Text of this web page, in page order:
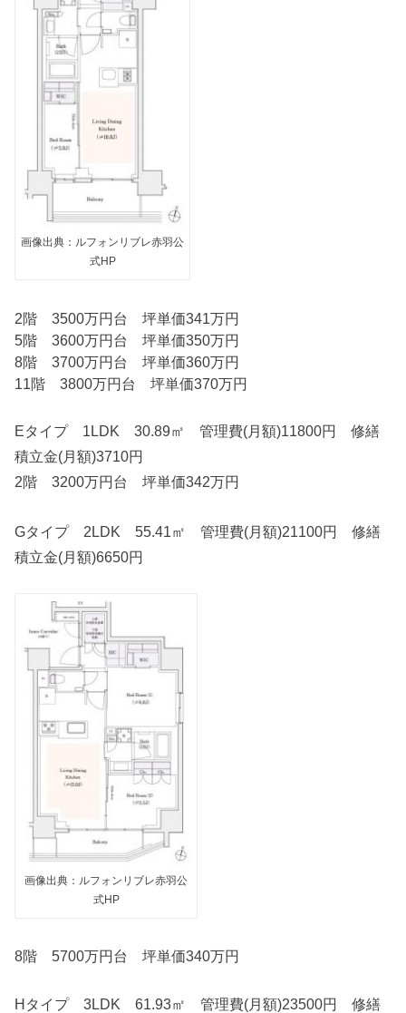
画像出典：ルフォンリブレ赤羽公
式HP
2階 3500万円台 坪単価341万円
5階 3600万円台 坪単価350万円
8階 3700万円台 坪単価360万円
11階 3800万円台 坪単価370万円
Eタイプ 1LDK 30.89㎡ 管理費(月額)11800円 修繕
積立金(月額)3710円
2階 3200万円台 坪単価342万円
Gタイプ 2LDK 55.41㎡ 管理費(月額)21100円 修繕
積立金(月額)6650円
画像出典：ルフォンリブレ赤羽公
式HP
8階 5700万円台 坪単価340万円
Hタイプ 3LDK 61.93㎡ 管理費(月額)23500円 修繕